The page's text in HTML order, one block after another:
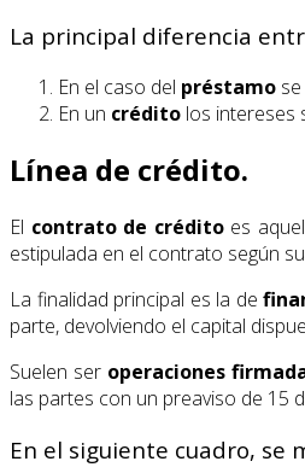
La principal diferencia
En el caso del préstamo
En un crédito los intereses
Línea de crédito.
El contrato de créditoes
estipulada en el contrato según
La finalidad principal es la de
parte, devolviendo el capital
Suelen ser operaciones
las partes con un preaviso de 15
En el siguiente cuadro,